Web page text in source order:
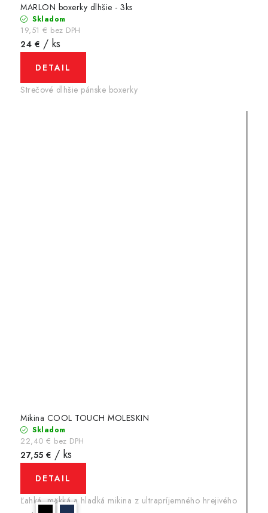
MARLON boxerky dlhšie - 3ks
Skladom
19,51 € bez DPH
24 € / ks
DETAIL
Strečové dlhšie pánske boxerky
Mikina COOL TOUCH MOLESKIN
Skladom
22,40 € bez DPH
27,55 € / ks
DETAIL
Ľahká, mäkká a hladká mikina z ultrapríjemného hrejivého